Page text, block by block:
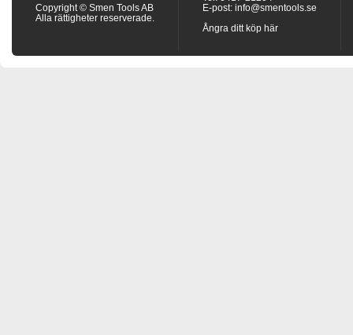
Copyright © Smen Tools AB
Alla rättigheter reserverade.
E-post: info@smentools.se
Ångra ditt köp här